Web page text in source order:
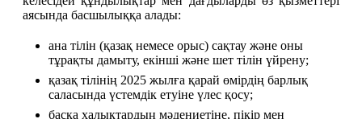
аясында басшылыққа алады:
ана тілін (қазақ немесе орыс) сақтау және оны
тұрақты дамыту, екінші және шет тілін үйрену;
қазақ тілінің 2025 жылға қарай өмірдің барлық
саласында үстемдік етуіне үлес қосу;
басқа халықтардың мәдениетіне, пікір мен